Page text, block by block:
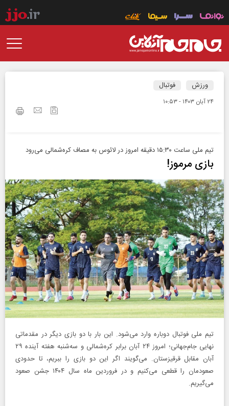
ورزش فوتبال
۲۴ آبان ۱۴۰۳ - ۱۰:۵۳
تیم‌ ملی ساعت ۱۵:۳۰ دقیقه امروز در لائوس به مصاف کره‌شمالی می‌رود
بازی مرموز!
تیم‌ ملی فوتبال دوباره وارد می‌شود. این بار با دو بازی دیگر در مقدماتی
نهایی جام‌جهانی؛ امروز ۲۴ آبان برابر کره‌شمالی و سه‌شنبه هفته آینده ۲۹
آبان مقابل قرقیزستان. می‌گویند اگر این دو بازی را ببریم، تا حدودی
صعودمان را قطعی می‌کنیم و در فروردین ماه سال ۱۴۰۴ جشن صعود
می‌گیریم.